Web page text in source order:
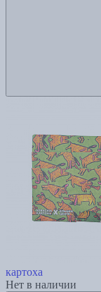
картоха
Нет в наличии